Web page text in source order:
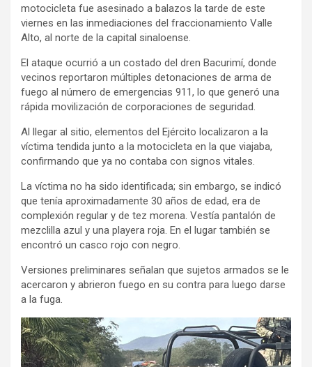
motocicleta fue asesinado a balazos la tarde de este
viernes en las inmediaciones del fraccionamiento Valle
Alto, al norte de la capital sinaloense.
El ataque ocurrió a un costado del dren Bacurimí, donde
vecinos reportaron múltiples detonaciones de arma de
fuego al número de emergencias 911, lo que generó una
rápida movilización de corporaciones de seguridad.
Al llegar al sitio, elementos del Ejército localizaron a la
víctima tendida junto a la motocicleta en la que viajaba,
confirmando que ya no contaba con signos vitales.
La víctima no ha sido identificada; sin embargo, se indicó
que tenía aproximadamente 30 años de edad, era de
complexión regular y de tez morena. Vestía pantalón de
mezclilla azul y una playera roja. En el lugar también se
encontró un casco rojo con negro.
Versiones preliminares señalan que sujetos armados se le
acercaron y abrieron fuego en su contra para luego darse
a la fuga.